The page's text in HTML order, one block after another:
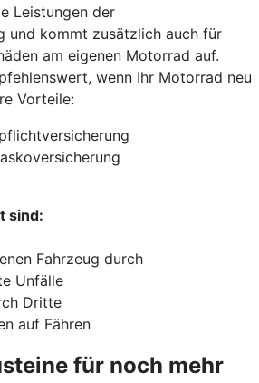
Leistungen der
und kommt zusätzlich auch für
am eigenen Motorrad auf.
wenn Ihr Motorrad neu
Vorteile:
sind:
Fahrzeug durch
Unfälle
Dritte
auf Fähren
für noch mehr